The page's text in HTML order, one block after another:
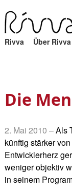
Rivva Über Rivva
Die
2. Mai 2010 –Als
künftig stärker
Entwicklerherz
weniger objektiv
in seinem